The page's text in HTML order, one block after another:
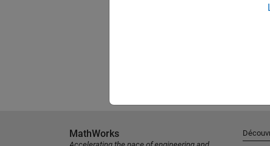
MathWorks